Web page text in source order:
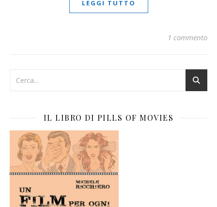
LEGGI TUTTO
1 commento
IL LIBRO DI PILLS OF MOVIES